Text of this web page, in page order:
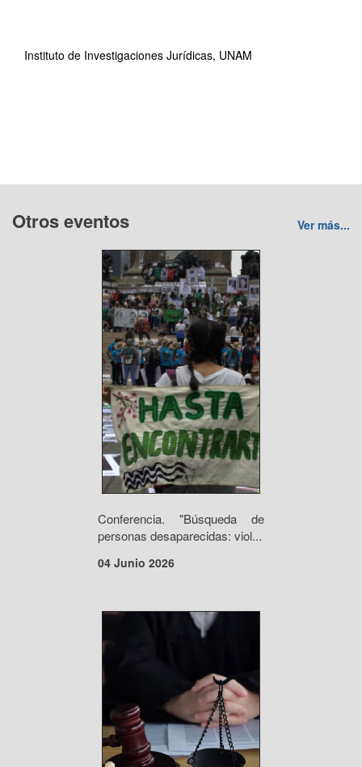
Instituto de Investigaciones Jurídicas, UNAM
Otros eventos Ver más...
Conferencia. "Búsqueda de
personas desaparecidas: viol...
04 Junio 2026